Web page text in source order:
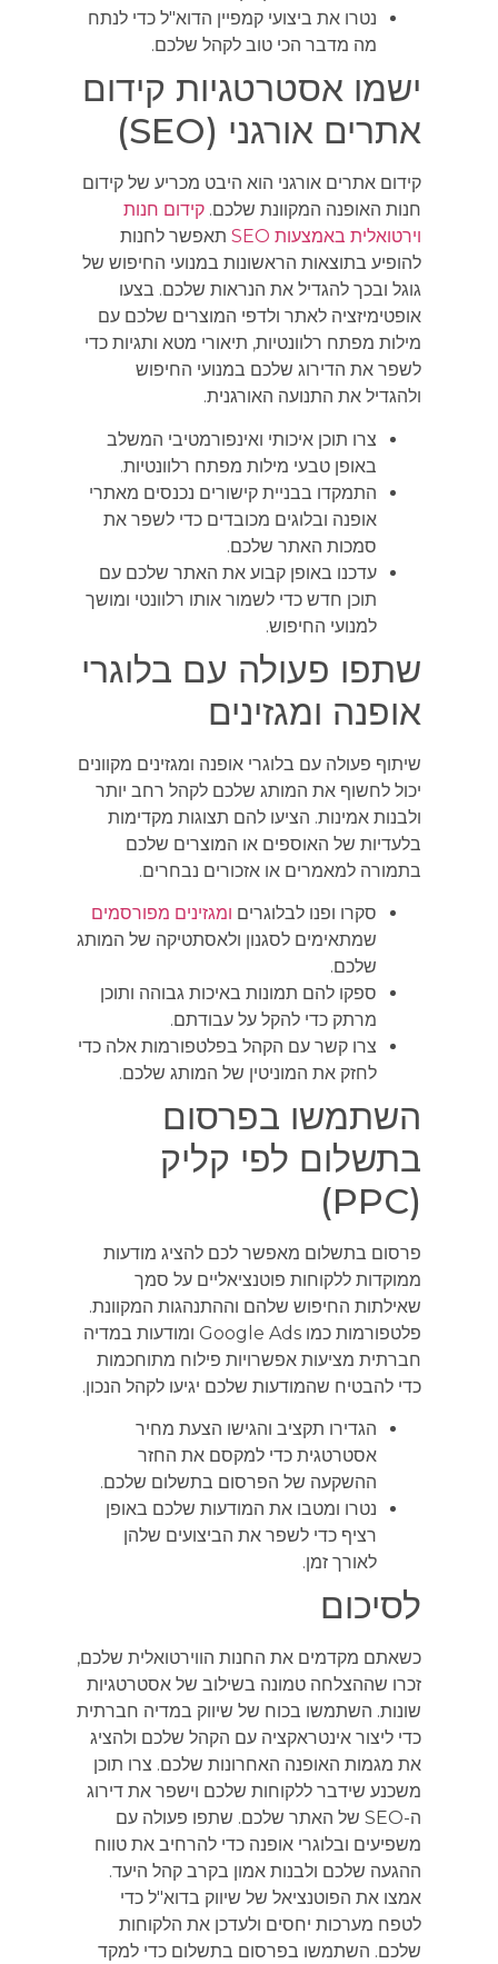
נטרו את ביצועי קמפיין הדוא"ל כדי לנתח
מה מדבר הכי טוב לקהל שלכם.
ישמו אסטרטגיות קידום
אתרים אורגני (SEO)
קידום אתרים אורגני הוא היבט מכריע של קידום
חנות האופנה המקוונת שלכם.קידום חנות
וירטואלית באמצעות SEO
תאפשר לחנות
להופיע בתוצאות הראשונות במנועי החיפוש של
גוגל ובכך להגדיל את הנראות שלכם. בצעו
אופטימיזציה לאתר ולדפי המוצרים שלכם עם
מילות מפתח רלוונטיות, תיאורי מטא ותגיות כדי
לשפר את הדירוג שלכם במנועי החיפוש
ולהגדיל את התנועה האורגנית.
צרו תוכן איכותי ואינפורמטיבי המשלב
באופן טבעי מילות מפתח רלוונטיות.
התמקדו בבניית קישורים נכנסים מאתרי
אופנה ובלוגים מכובדים כדי לשפר את
סמכות האתר שלכם.
עדכנו באופן קבוע את האתר שלכם עם
תוכן חדש כדי לשמור אותו רלוונטי ומושך
למנועי החיפוש.
שתפו פעולה עם בלוגרי
אופנה ומגזינים
שיתוף פעולה עם בלוגרי אופנה ומגזינים מקוונים
יכול לחשוף את המותג שלכם לקהל רחב יותר
ולבנות אמינות. הציעו להם תצוגות מקדימות
בלעדיות של האוספים או המוצרים שלכם
בתמורה למאמרים או אזכורים נבחרים.
סקרו ופנו לבלוגריםומגזינים מפורסמים
שמתאימים לסגנון ולאסתטיקה של המותג
שלכם.
ספקו להם תמונות באיכות גבוהה ותוכן
מרתק כדי להקל על עבודתם.
צרו קשר עם הקהל בפלטפורמות אלה כדי
לחזק את המוניטין של המותג שלכם.
השתמשו בפרסום
בתשלום לפי קליק
פרסום בתשלום מאפשר לכם להציג מודעות
ממוקדות ללקוחות פוטנציאליים על סמך
שאילתות החיפוש שלהם וההתנהגות המקוונת.
פלטפורמות כמו Google Ads ומודעות במדיה
חברתית מציעות אפשרויות פילוח מתוחכמות
כדי להבטיח שהמודעות שלכם יגיעו לקהל הנכון.
הגדירו תקציב והגישו הצעת מחיר
אסטרטגית כדי למקסם את החזר
ההשקעה של הפרסום בתשלום שלכם.
נטרו ומטבו את המודעות שלכם באופן
רציף כדי לשפר את הביצועים שלהן
לאורך זמן.
לסיכום
כשאתם מקדמים את החנות הווירטואלית שלכם,
זכרו שההצלחה טמונה בשילוב של אסטרטגיות
שונות. השתמשו בכוח של שיווק במדיה חברתית
כדי ליצור אינטראקציה עם הקהל שלכם ולהציג
את מגמות האופנה האחרונות שלכם. צרו תוכן
משכנע שידבר ללקוחות שלכם וישפר את דירוג
ה-SEO של האתר שלכם. שתפו פעולה עם
משפיעים ובלוגרי אופנה כדי להרחיב את טווח
ההגעה שלכם ולבנות אמון בקרב קהל היעד.
אמצו את הפוטנציאל של שיווק בדוא"ל כדי
לטפח מערכות יחסים ולעדכן את הלקוחות
שלכם. השתמשו בפרסום בתשלום כדי למקד